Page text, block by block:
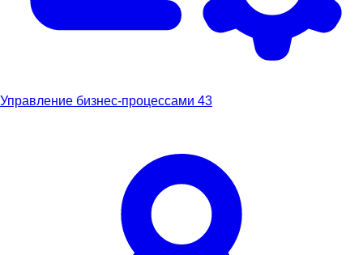
Управление бизнес-процессами 43